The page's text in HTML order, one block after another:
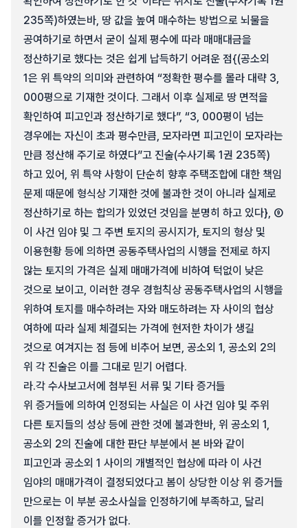
235쪽)하였는바, 땅 값을 높여 매수하는 방법으로 뇌물을
공여하기로 하면서 굳이 실제 평수에 따라 매매대금을
정산하기로 했다는 것은 쉽게 납득하기 어려운 점{(공소외
1은 위 특약의 의미와 관련하여 “정확한 평수를 몰라 대략 3,
000평으로 기재한 것이다. 그래서 이후 실제로 땅 면적을
확인하여 피고인과 정산하기로 했다”, “3, 000평이 넘는
경우에는 자신이 초과 평수만큼, 모자라면 피고인이 모자라는
만큼 정산해 주기로 하였다”고 진술(수사기록 1권 235쪽)
하고 있어, 위 특약 사항이 단순히 향후 주택조합에 대한 책임
문제 때문에 형식상 기재한 것에 불과한 것이 아니라 실제로
정산하기로 하는 합의가 있었던 것임을 분명히 하고 있다}, ⑨
이 사건 임야 및 그 주변 토지의 공시지가, 토지의 형상 및
이용현황 등에 의하면 공동주택사업의 시행을 전제로 하지
않는 토지의 가격은 실제 매매가격에 비하여 턱없이 낮은
것으로 보이고, 이러한 경우 경험칙상 공동주택사업의 시행을
위하여 토지를 매수하려는 자와 매도하려는 자 사이의 협상
여하에 따라 실제 체결되는 가격에 현저한 차이가 생길
것으로 여겨지는 점 등에 비추어 보면, 공소외 1, 공소외 2의
위 각 진술은 이를 그대로 믿기 어렵다.
라.각 수사보고서에 첨부된 서류 및 기타 증거들
위 증거들에 의하여 인정되는 사실은 이 사건 임야 및 주위
다른 토지들의 성상 등에 관한 것에 불과한바, 위 공소외 1,
공소외 2의 진술에 대한 판단 부분에서 본 바와 같이
피고인과 공소외 1 사이의 개별적인 협상에 따라 이 사건
임야의 매매가격이 결정되었다고 봄이 상당한 이상 위 증거들
만으로는 이 부분 공소사실을 인정하기에 부족하고, 달리
이를 인정할 증거가 없다.